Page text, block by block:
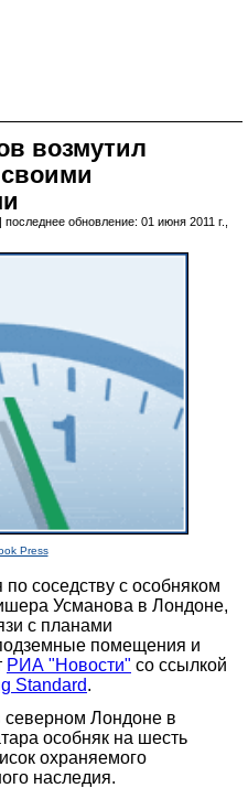
возмутил
обновление: 01 июня 2011 г.,
Press
соседству с особняком
Усманова в Лондоне,
с планами
помещения и
РИА "Новости" со ссылкой
Standard.
северном Лондоне в
особняк на шесть
охраняемого
наследия.